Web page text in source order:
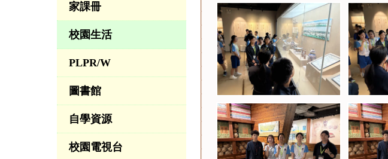
家課冊
校園生活
PLPR/W
圖書館
自學資源
校園電視台